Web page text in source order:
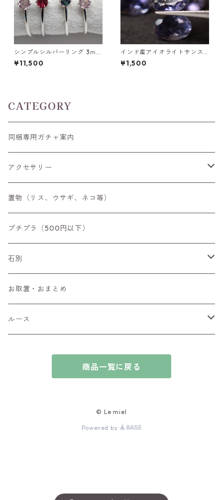
シンプルシルバーリング 3ｍｍ
9号/11号
¥11,500
インド産アイオライトサンス
トーンガチャ 6x4mm前後 0.
4ct前後
¥1,500
CATEGORY
同梱専用ガチャ案内
アクセサリー
空枠
リング
ペンダントトップ
ブローチ
チャーム
ブレスレット
置物（リス、ウサギ、ネコ等）
プチプラ（500円以下）
石別
アイオライト
アウイナイト
アクアマリン
お取置・おまとめ
ルース
カボションカット
商品一覧に戻る
© Le miel
Powered by